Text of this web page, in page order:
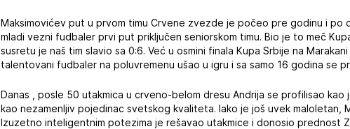
Maksimovićev put u prvom timu Crvene zvezde je počeo pre godinu i po
mladi vezni fudbaler prvi put priključen seniorskom timu. Bio je to meč
susretu je naš tim slavio sa 0:6. Već u osmini finala Kupa Srbije na
talentovani fudbaler na poluvremenu ušao u igru i sa samo 16 godina se
Danas , posle 50 utakmica u crveno-belom dresu Andrija se profilisao
kao nezamenljiv pojedinac svetskog kvaliteta. Iako je još uvek maloletan,
Izuzetno inteligentnim potezima je rešavao utakmice i donosio prednost